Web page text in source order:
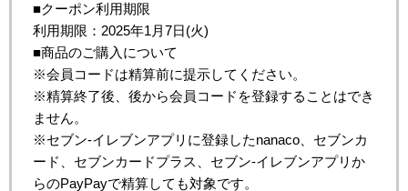
■クーポン利用期限
利用期限：2025年1月7日(火)
■商品のご購入について
※会員コードは精算前に提示してください。
※精算終了後、後から会員コードを登録することはでき
ません。
※セブン‐イレブンアプリに登録したnanaco、セブンカ
ード、セブンカードプラス、セブン‐イレブンアプリか
らのPayPayで精算しても対象です。